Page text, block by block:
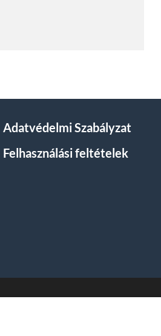
Adatvédelmi Szabályzat
Felhasználási feltételek
XII. Hajnóczy József utca 2.